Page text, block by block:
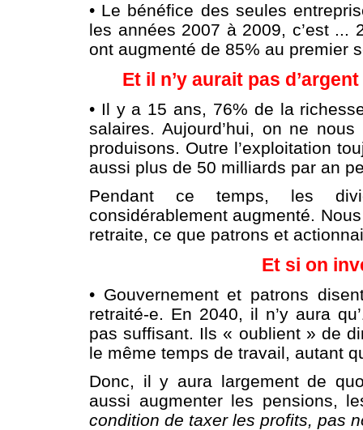
• Le bénéfice des seules
les années 2007 à 2009, c’est ...
ont augmenté de 85% au premier
Et il n’y aurait pas
• Il y a 15 ans, 76% de la
salaires. Aujourd’hui, on ne
produisons. Outre l’exploitation
aussi plus de 50 milliards par an
Pendant ce temps, les
considérablement augmenté.
retraite, ce que patrons et
Et si on
• Gouvernement et patrons
retraité-e. En 2040, il n’y aura
pas suffisant. Ils « oublient » de
le même temps de travail, autant
Donc, il y aura largement de
aussi augmenter les pensions,
condition de taxer les profits, pas